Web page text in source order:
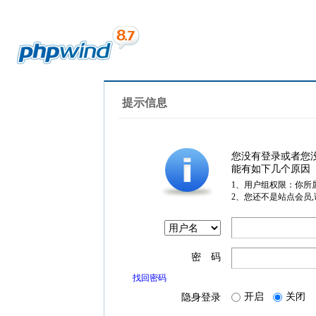
提示信息
您没有登录或者您
能有如下几个原因
1、用户组权限：你所
2、您还不是站点会员
密 码
找回密码
隐身登录 开启 关闭